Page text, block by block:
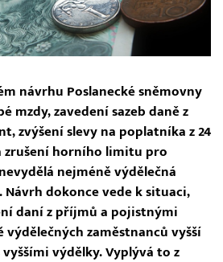
návrhu Poslanecké sněmovny
mzdy, zavedení sazeb daně z
zvýšení slevy na poplatníka z 24
zrušení horního limitu pro
nejméně výdělečná
Návrh dokonce vede k situaci,
daní z příjmů a pojistnými
zaměstnanců vyšší
vyššími výdělky. Vyplývá to z